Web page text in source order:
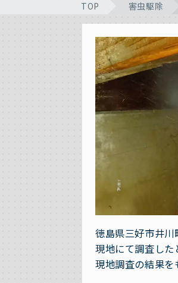
TOP 害虫駆除
徳島県三好市井川
現地にて調査した
現地調査の結果を